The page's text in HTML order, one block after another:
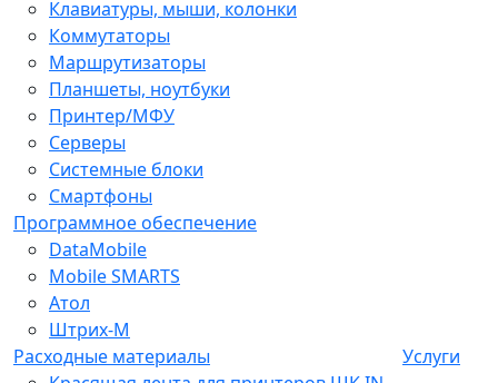
Клавиатуры, мыши, колонки
Коммутаторы
Маршрутизаторы
Планшеты, ноутбуки
Принтер/МФУ
Серверы
Системные блоки
Смартфоны
Программное обеспечение
DataMobile
Mobile SMARTS
Атол
Штрих-М
Расходные материалы
Услуги